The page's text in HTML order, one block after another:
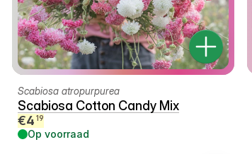
Scabiosa atropurpurea
Scabiosa Cotton Candy Mix
€4 19
Op voorraad